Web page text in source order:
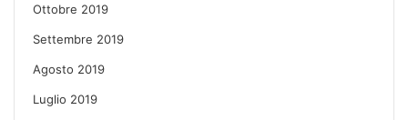
Ottobre 2019
Settembre 2019
Agosto 2019
Luglio 2019